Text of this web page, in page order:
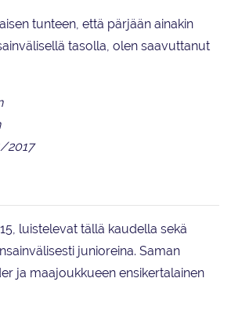
tunteen, että pärjään ainakin
tasolla, olen saavuttanut
2017
luistelevat tällä kaudella sekä
junioreina. Saman
ja maajoukkueen ensikertalainen